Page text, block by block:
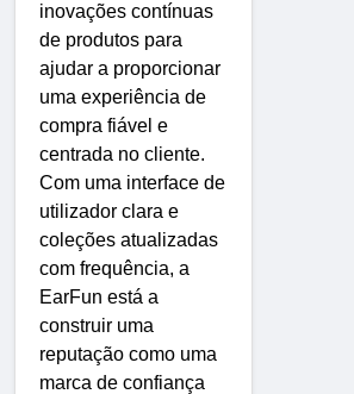
inovações contínuas
de produtos para
ajudar a proporcionar
uma experiência de
compra fiável e
centrada no cliente.
Com uma interface de
utilizador clara e
coleções atualizadas
com frequência, a
EarFun está a
construir uma
reputação como uma
marca de confiança